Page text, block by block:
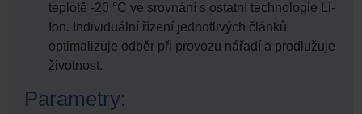
teplotě -20 °C ve srovnání s ostatní technologie Li-
Ion. Individuální řízení jednotlivých článků
optimalizuje odběr při provozu nářadí a prodlužuje
životnost.
Parametry: